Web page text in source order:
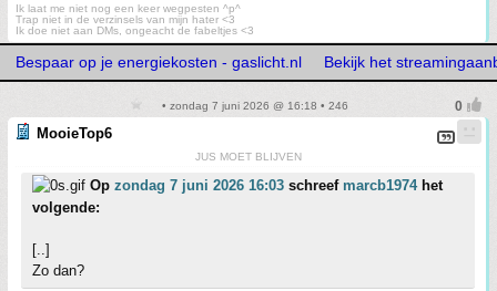
Ik laat me niet nog een keer wegpesten ^p^
Trap niet in de verzinsels van mijn hater <3
Ik doe niet aan DMs, ongeacht de fabeltjes <3
Bespaar op je energiekosten - gaslicht.nl Bekijk het
• zondag 7 juni 2026 @ 16:18 • 246
MooieTop6
JUS MOET BLIJVEN
Op zondag 7 juni 2026 16:03 schreef marcb1974het
volgende:
[..]
Zo dan?